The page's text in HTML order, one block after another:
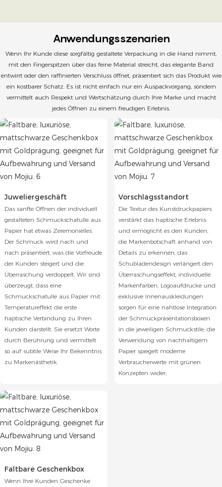
Anwendungsszenarien
Wenn Ihr Kunde diese sorgfältig gestaltete Verpackung in die Hand nimmt,
mit den Fingerspitzen über das feine Material streicht, das elegante Band
entwirrt oder den raffinierten Verschluss öffnet, präsentiert sich das Produkt wie
ein kostbarer Schatz. Es ist nicht einfach nur ein Auspackvorgang, sondern
vermittelt auch Respekt und Wertschätzung durch Ihre Marke und macht
jedes Öffnen zu einem freudigen Erlebnis.
Juweliergeschäft
Das sanfte Öffnen der individuell
gestalteten Schmuckschatulle aus
Papier hat etwas Zeremonielles.
Der Schmuck wird nach und
nach präsentiert, was die Vorfreude
der Kunden steigert und die
Überraschung verdoppelt. Wir sind
überzeugt, dass eine
Schmuckschatulle aus Papier mit
Temperatureffekt die erste
haptische Verbindung zu Ihren
Kunden darstellt. Sie ersetzt Worte
durch Berührung und vermittelt
so auf subtile Weise Ihr Bekenntnis
zu Markenästhetik.
Vorschlagsstandort
Die Textur des Kunstdruckpapiers
verstärkt das haptische Erlebnis
und ermöglicht es den Kunden,
die Markenbotschaft anhand von
Details zu erkennen; das
Schubladendesign verlängert den
Überraschungseffekt; individuelle
Markenfarben, Logoaufdrucke und
exklusive Innenauskleidungen
sorgen für eine nahtlose Integration
der Schmuckpräsentationsboxen
in die jeweiligen Schmuckstile; die
Verwendung von nachhaltigem
Papier spiegelt moderne
Verbraucherwerte mit grünen
Konzepten wider;
Faltbare Geschenkbox
Wenn Ihre Kunden Geschenke